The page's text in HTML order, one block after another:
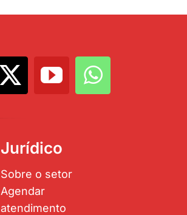
Jurídico
Sobre o setor
Agendar
atendimento